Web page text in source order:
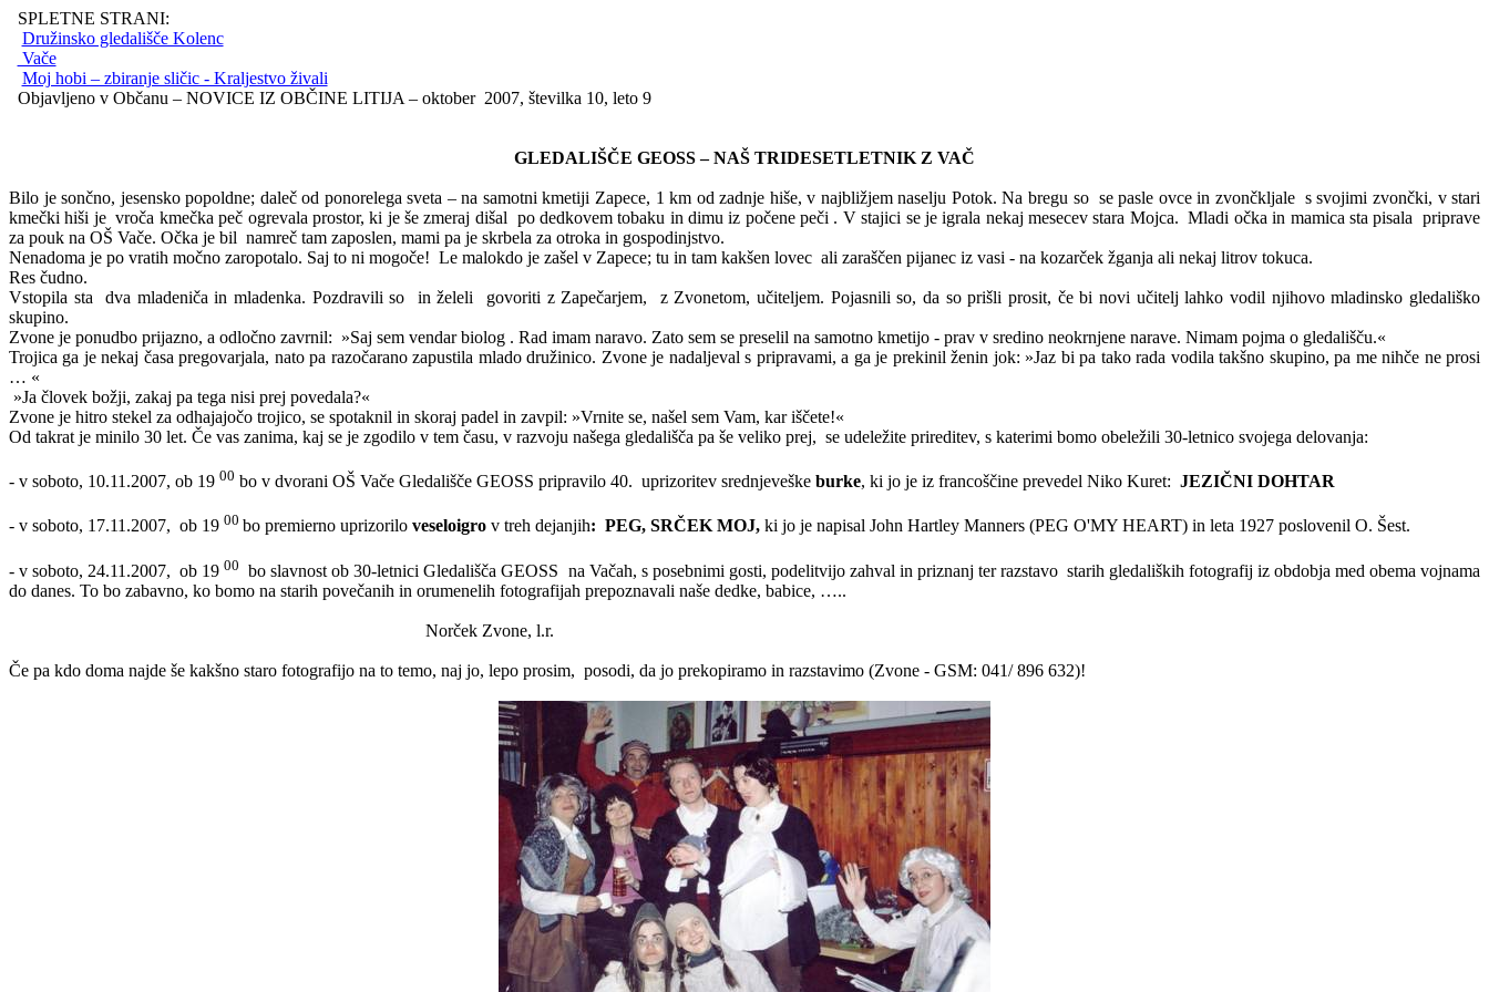
SPLETNE STRANI:
Družinsko gledališče Kolenc
Vače
Moj hobi – zbiranje sličic - Kraljestvo živali
Objavljeno v Občanu – NOVICE IZ OBČINE LITIJA – oktober 2007, številka 10, leto 9
GLEDALIŠČE GEOSS – NAŠ TRIDESETLETNIK Z VAČ
Bilo je sončno, jesensko popoldne; daleč od ponorelega sveta – na samotni kmetiji Zapece, 1 km od zadnje hiše, v najbližjem naselju Potok. Na bregu so se pasle ovce in zvončkljale s svojimi zvončki, v stari
kmečki hiši je vroča kmečka peč ogrevala prostor, ki je še zmeraj dišal po dedkovem tobaku in dimu iz počene peči . V stajici se je igrala nekaj mesecev stara Mojca. Mladi očka in mamica sta pisala priprave
za pouk na OŠ Vače. Očka je bil namreč tam zaposlen, mami pa je skrbela za otroka in gospodinjstvo.
Nenadoma je po vratih močno zaropotalo. Saj to ni mogoče! Le malokdo je zašel v Zapece; tu in tam kakšen lovec ali zaraščen pijanec iz vasi - na kozarček žganja ali nekaj litrov tokuca.
Res čudno.
Vstopila sta
dva mladeniča in mladenka. Pozdravili so in želeli govoriti z Zapečarjem,
z Zvonetom, učiteljem. Pojasnili so, da so prišli prosit, če bi novi učitelj lahko vodil njihovo mladinsko gledališko
skupino.
Zvone je ponudbo prijazno, a odločno zavrnil: »Saj sem vendar biolog . Rad imam naravo. Zato sem se preselil na samotno kmetijo - prav v sredino neokrnjene narave. Nimam pojma o gledališču.«
Trojica ga je nekaj časa pregovarjala, nato pa razočarano zapustila mlado družinico. Zvone je nadaljeval s pripravami, a ga je prekinil ženin jok: »Jaz bi pa tako rada vodila takšno skupino, pa me nihče ne prosi
… «
»Ja človek božji, zakaj pa tega nisi prej povedala?«
Zvone je hitro stekel za odhajajočo trojico, se spotaknil in skoraj padel in zavpil: »Vrnite se, našel sem Vam, kar iščete!«
Od takrat je minilo 30 let. Če vas zanima, kaj se je zgodilo v tem času, v razvoju našega gledališča pa še veliko prej, se udeležite prireditev, s katerimi bomo obeležili 30-letnico svojega delovanja:
- v soboto, 10.11.2007, ob 19 00 bo v dvorani OŠ Vače Gledališče GEOSS pripravilo 40. uprizoritev srednjeveške burke, ki jo je iz francoščine prevedel Niko Kuret: JEZIČNI DOHTAR
- v soboto, 17.11.2007, ob 19 00 bo premierno uprizorilo veseloigro v treh dejanjih: PEG, SRČEK MOJ, ki jo je napisal John Hartley Manners (PEG O'MY HEART) in leta 1927 poslovenil O. Šest.
- v soboto, 24.11.2007, ob 1900 bo slavnost ob 30-letnici Gledališča GEOSS na Vačah, s posebnimi gosti, podelitvijo zahval in priznanj ter razstavo starih gledaliških fotografij iz obdobja med obema vojnama
do danes. To bo zabavno, ko bomo na starih povečanih in orumenelih fotografijah prepoznavali naše dedke, babice, …..
Norček Zvone, l.r.
Če pa kdo doma najde še kakšno staro fotografijo na to temo, naj jo, lepo prosim, posodi, da jo prekopiramo in razstavimo (Zvone - GSM: 041/ 896 632)!